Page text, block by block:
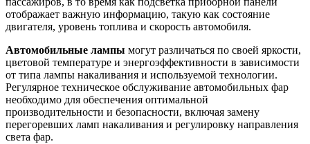
отображает важную информацию, такую как состояние
двигателя, уровень топлива и скорость автомобиля.
Автомобильные лампы могут различаться по своей яркости,
цветовой температуре и энергоэффективности в зависимости
от типа лампы накаливания и используемой технологии.
Регулярное техническое обслуживание автомобильных фар
необходимо для обеспечения оптимальной
производительности и безопасности, включая замену
перегоревших ламп накаливания и регулировку направления
света фар.